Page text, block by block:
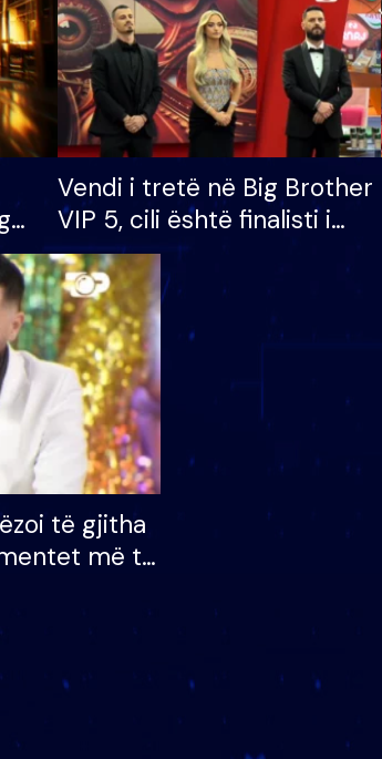
Vendi i tretë në Big Brother
VIP 5, cili është finalisti i
radhës që lë shtëpinë
të gjitha
më të
kur…